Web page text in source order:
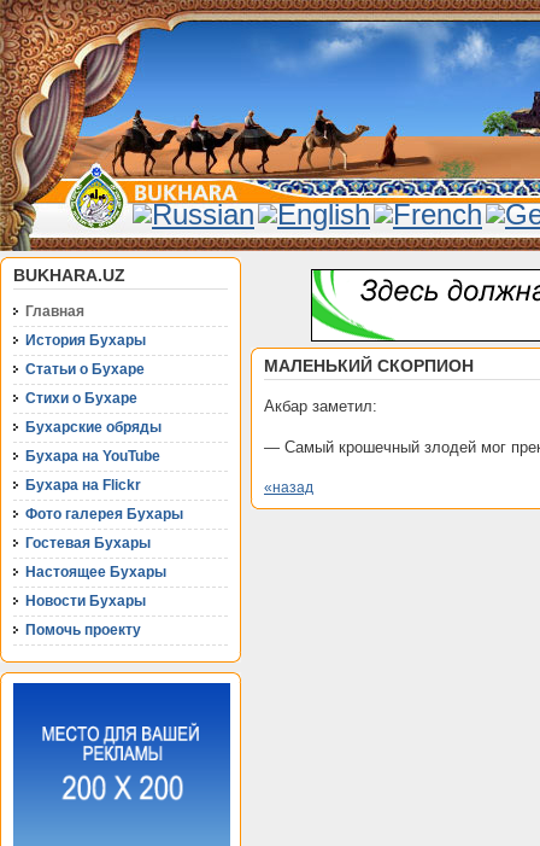
BUKHARA.UZ
Главная
История Бухары
Статьи о Бухаре
Стихи о Бухаре
Бухарские обряды
Бухара на YouTube
Бухара на Flickr
Фото галерея Бухары
Гостевая Бухары
Настоящее Бухары
Новости Бухары
Помочь проекту
МАЛЕНЬКИЙ СКОРПИОН
Акбар заметил:
— Самый крошечный злодей мог
«назад